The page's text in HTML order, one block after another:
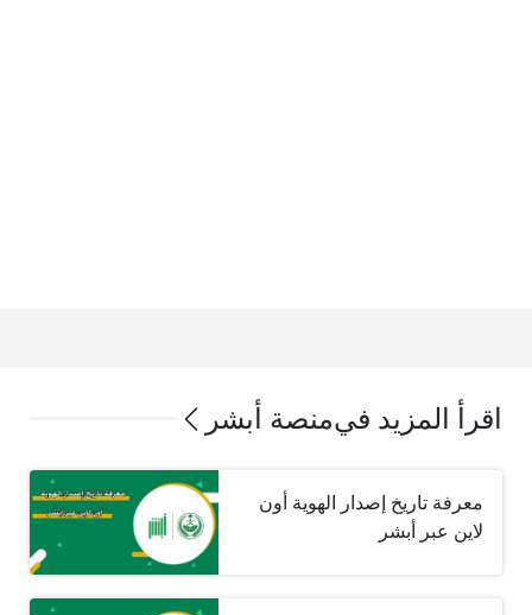
اقرأ المزيد فيمنصة أبشر
معرفة تاريخ إصدار الهوية أون
لاين عبر أبشر